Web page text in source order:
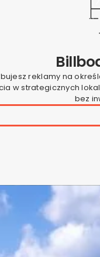
reklamy na
w strategicznych
bez